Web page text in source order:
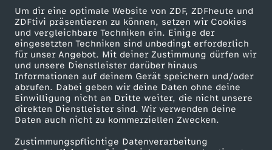
Um dir eine optimale Website von ZDF, ZDFheute und
ZDFtivi präsentieren zu können, setzen wir Cookies
und vergleichbare Techniken ein. Einige der
eingesetzten Techniken sind unbedingt erforderlich
für unser Angebot. Mit deiner Zustimmung dürfen wir
und unsere Dienstleister darüber hinaus
Informationen auf deinem Gerät speichern und/oder
abrufen. Dabei geben wir deine Daten ohne deine
Einwilligung nicht an Dritte weiter, die nicht unsere
direkten Dienstleister sind. Wir verwenden deine
Daten auch nicht zu kommerziellen Zwecken.
Zustimmungspflichtige Datenverarbeitung
Mehr ZDF
ZDF-Apps
Smart TV
ZDFtext
Livestreams
Service
ZDFmitreden
Kontakt zum ZDF
Tickets
Zuschauerservice